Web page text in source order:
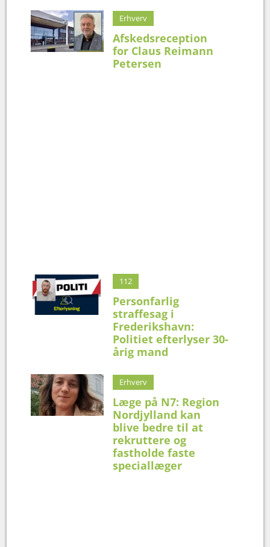
Erhverv
Afskedsreception
for Claus Reimann
Petersen
112
Personfarlig
straffesag i
Frederikshavn:
Politiet efterlyser 30-
årig mand
Erhverv
Læge på N7: Region
Nordjylland kan
blive bedre til at
rekruttere og
fastholde faste
speciallæger